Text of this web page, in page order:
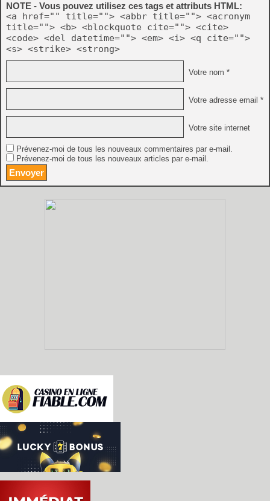
NOTE - Vous pouvez utilisez ces tags et attributs HTML:
<a href="" title=""> <abbr title=""> <acronym
title=""> <b> <blockquote cite=""> <cite>
<code> <del datetime=""> <em> <i> <q cite="">
<s> <strike> <strong>
Votre nom *
Votre adresse email *
Votre site internet
Prévenez-moi de tous les nouveaux commentaires par e-mail.
Prévenez-moi de tous les nouveaux articles par e-mail.